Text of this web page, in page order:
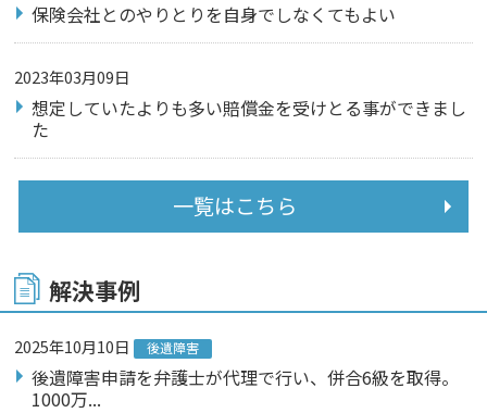
保険会社とのやりとりを自身でしなくてもよい
2023年03月09日
想定していたよりも多い賠償金を受けとる事ができまし
た
一覧はこちら
解決事例
2025年10月10日 後遺障害
後遺障害申請を弁護士が代理で行い、併合6級を取得。
1000万...